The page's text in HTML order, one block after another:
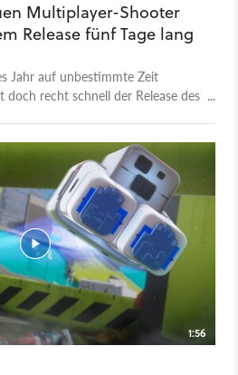
Multiplayer-Shooter
Release fünf Tage lang
Jahr auf unbestimmte Zeit
recht schnell der Release des
Gameplay zu sehen und
Ankündigung: Vom 26.
ihr den Shooter nämlich im
allen verfügbaren Plattformen
1:56